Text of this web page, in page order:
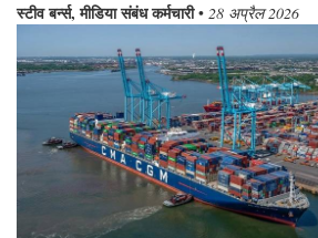
स्टीव बर्न्स, मीडिया संबंध कर्मचारी• 28 अप्रैल 2026